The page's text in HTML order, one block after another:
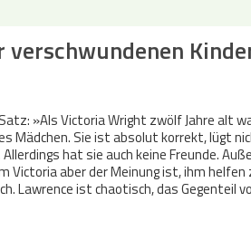
verschwundenen
»Als Victoria Wright zwölf Jahre alt
Mädchen. Sie ist absolut korrekt, lügt
hat sie auch keine Freunde.
Victoria aber der Meinung ist, ihm
Lawrence ist chaotisch, das Gegenteil